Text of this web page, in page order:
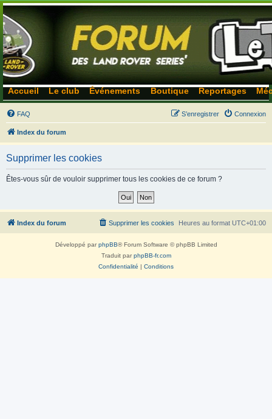
Accueil Le club Événements Boutique Reportages
FAQ Connexion
S’enregistrer
Index du forum
Supprimer les cookies
Êtes-vous sûr de vouloir supprimer tous les cookies de ce forum ?
Index du forum Heures au format UTC+01:00
Supprimer les cookies
Développé parphpBB® Forum Software © phpBB Limited
Traduit parphpBB-fr.com
Confidentialité | Conditions